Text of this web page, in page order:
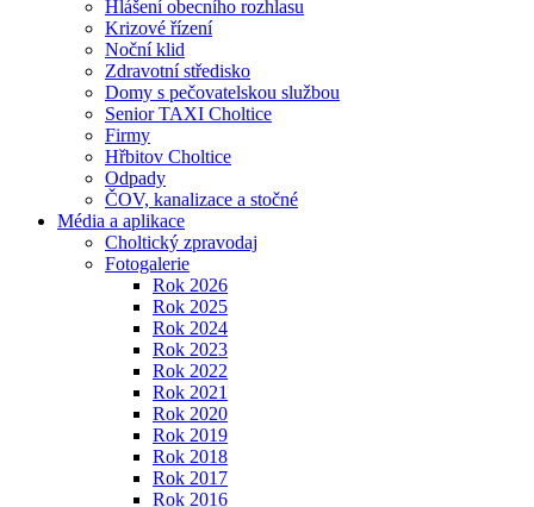
Hlášení obecního rozhlasu
Krizové řízení
Noční klid
Zdravotní středisko
Domy s pečovatelskou službou
Senior TAXI Choltice
Firmy
Hřbitov Choltice
Odpady
ČOV, kanalizace a stočné
Média a aplikace
Choltický zpravodaj
Fotogalerie
Rok 2026
Rok 2025
Rok 2024
Rok 2023
Rok 2022
Rok 2021
Rok 2020
Rok 2019
Rok 2018
Rok 2017
Rok 2016